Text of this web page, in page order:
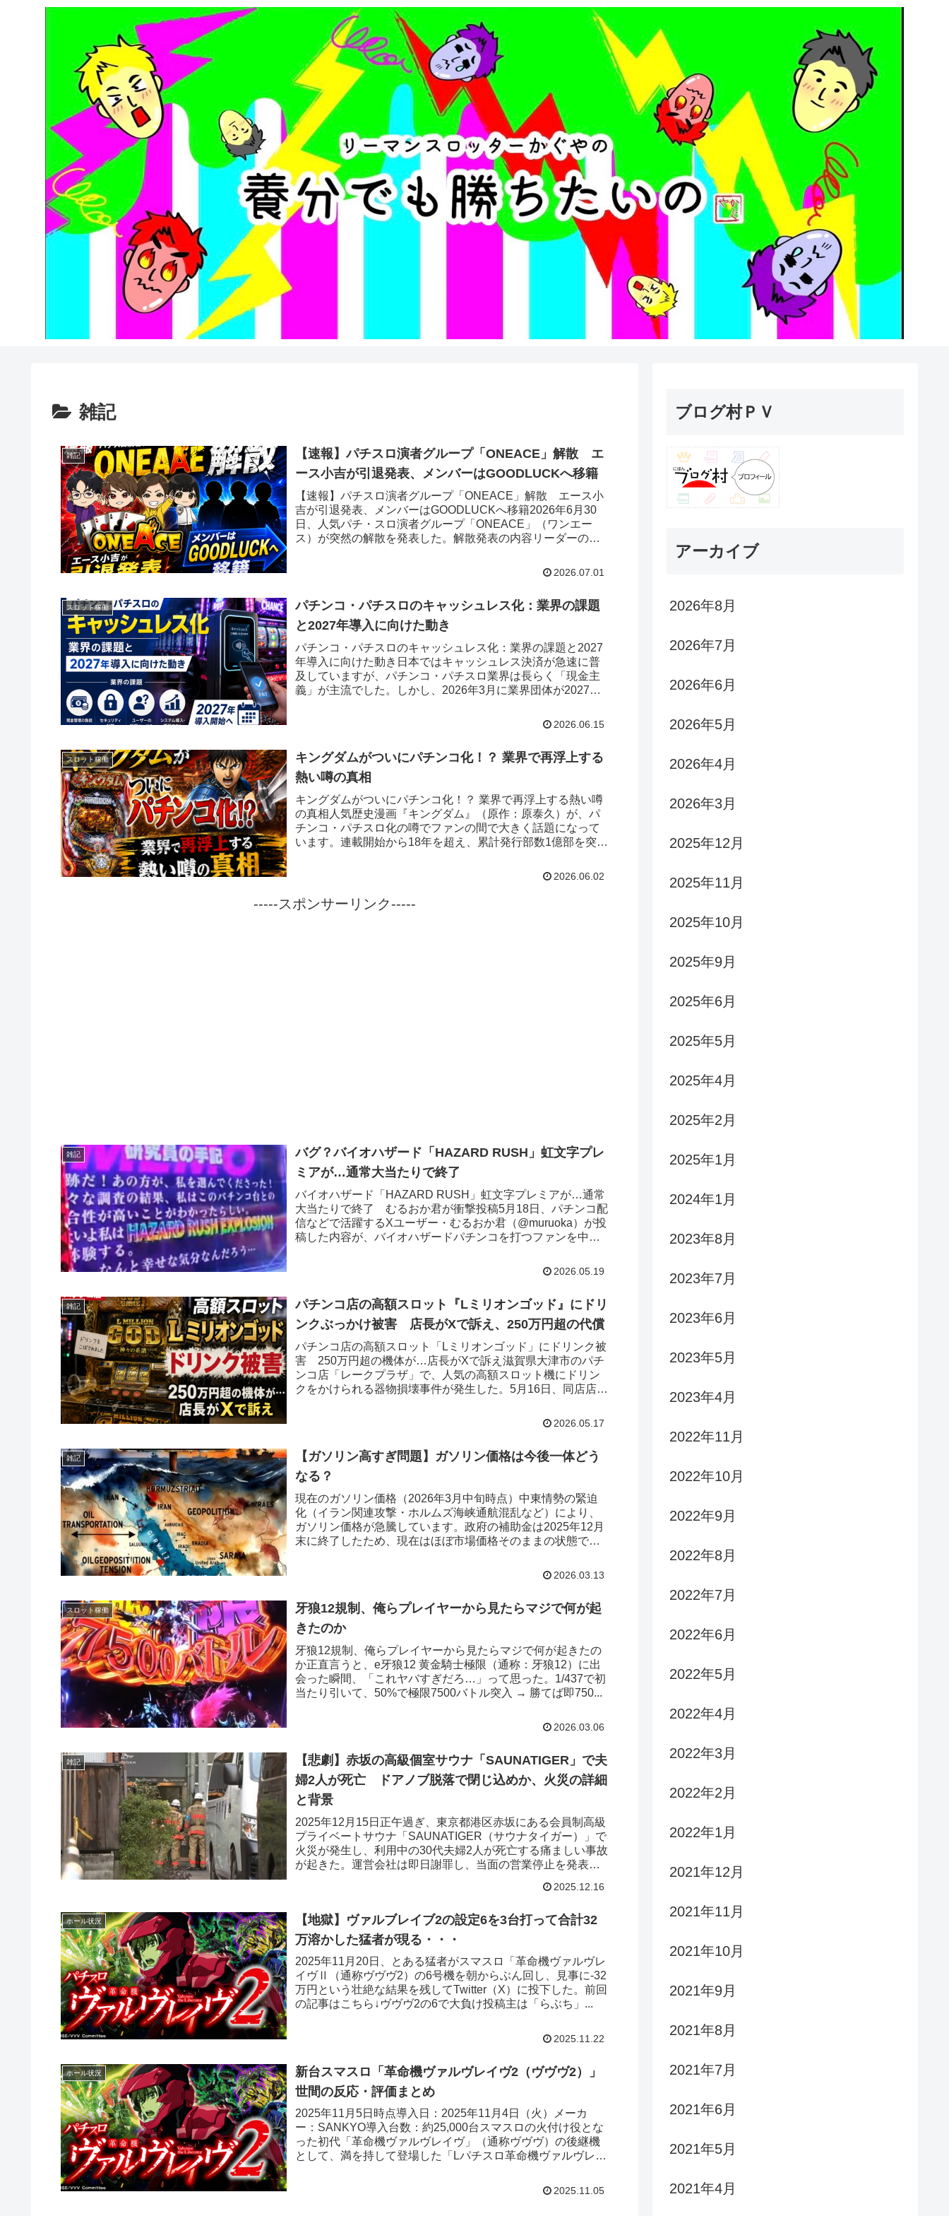
雑記
雑記
【速報】パチスロ演者グループ「ONEACE」解散 エ
ース小吉が引退発表、メンバーはGOODLUCKへ移籍
【速報】パチスロ演者グループ「ONEACE」解散 エース小
吉が引退発表、メンバーはGOODLUCKへ移籍2026年6月30
日、人気パチ・スロ演者グループ「ONEACE」（ワンエー
ス）が突然の解散を発表した。解散発表の内容リーダーのエ
2026.07.01
スロット稼働
パチンコ・パチスロのキャッシュレス化：業界の課題
と2027年導入に向けた動き
パチンコ・パチスロのキャッシュレス化：業界の課題と2027
年導入に向けた動き日本ではキャッシュレス決済が急速に普
及していますが、パチンコ・パチスロ業界は長らく「現金主
義」が主流でした。しかし、2026年3月に業界団体が2027年
2026.06.15
スロット稼働
キングダムがついにパチンコ化！？ 業界で再浮上する
熱い噂の真相
キングダムがついにパチンコ化！？ 業界で再浮上する熱い噂
の真相人気歴史漫画『キングダム』（原作：原泰久）が、パ
チンコ・パチスロ化の噂でファンの間で大きく話題になって
います。連載開始から18年を超え、累計発行部数1億部を突破
2026.06.02
-----スポンサーリンク-----
雑記
バグ？バイオハザード「HAZARD RUSH」虹文字プレ
ミアが…通常大当たりで終了
バイオハザード「HAZARD RUSH」虹文字プレミアが…通常
大当たりで終了 むるおか君が衝撃投稿5月18日、パチンコ配
信などで活躍するXユーザー・むるおか君（@muruoka）が投
稿した内容が、バイオハザードパチンコを打つファンを中心
2026.05.19
雑記
パチンコ店の高額スロット『Lミリオンゴッド』にドリ
ンクぶっかけ被害 店長がXで訴え、250万円超の代償
パチンコ店の高額スロット「Lミリオンゴッド」にドリンク被
害 250万円超の機体が…店長がXで訴え滋賀県大津市のパチ
ンコ店「レークプラザ」で、人気の高額スロット機にドリン
クをかけられる器物損壊事件が発生した。5月16日、同店店長
2026.05.17
雑記
【ガソリン高すぎ問題】ガソリン価格は今後一体どう
なる？
現在のガソリン価格（2026年3月中旬時点）中東情勢の緊迫
化（イラン関連攻撃・ホルムズ海峡通航混乱など）により、
ガソリン価格が急騰しています。政府の補助金は2025年12月
末に終了したため、現在はほぼ市場価格そのままの状態で
2026.03.13
スロット稼働
牙狼12規制、俺らプレイヤーから見たらマジで何が起
きたのか
牙狼12規制、俺らプレイヤーから見たらマジで何が起きたの
か正直言うと、e牙狼12 黄金騎士極限（通称：牙狼12）に出
会った瞬間、「これヤバすぎだろ…」って思った。1/437で初
当たり引いて、50%で極限7500バトル突入 → 勝てば即750...
2026.03.06
雑記
【悲劇】赤坂の高級個室サウナ「SAUNATIGER」で夫
婦2人が死亡 ドアノブ脱落で閉じ込めか、火災の詳細
と背景
2025年12月15日正午過ぎ、東京都港区赤坂にある会員制高級
プライベートサウナ「SAUNATIGER（サウナタイガー）」で
火災が発生し、利用中の30代夫婦2人が死亡する痛ましい事故
が起きた。運営会社は即日謝罪し、当面の営業停止を発表。
2025.12.16
ホール状況
【地獄】ヴァルブレイブ2の設定6を3台打って合計32
万溶かした猛者が現る・・・
2025年11月20日、とある猛者がスマスロ「革命機ヴァルヴレ
イヴⅡ（通称ヴヴヴ2）の6号機を朝からぶん回し、見事に-32
万円という壮絶な結果を残してTwitter（X）に投下した。前回
の記事はこちら↓ヴヴヴ2の6で大負け投稿主は「らぶち」...
2025.11.22
ホール状況
新台スマスロ「革命機ヴァルヴレイヴ2（ヴヴヴ2）」
世間の反応・評価まとめ
2025年11月5日時点導入日：2025年11月4日（火）メーカ
ー：SANKYO導入台数：約25,000台スマスロの火付け役とな
った初代「革命機ヴァルヴレイヴ」（通称ヴヴヴ）の後継機
として、満を持して登場した「Lパチスロ革命機ヴァルヴレイ
2025.11.05
ブログ村ＰＶ
アーカイブ
2026年8月
2026年7月
2026年6月
2026年5月
2026年4月
2026年3月
2025年12月
2025年11月
2025年10月
2025年9月
2025年6月
2025年5月
2025年4月
2025年2月
2025年1月
2024年1月
2023年8月
2023年7月
2023年6月
2023年5月
2023年4月
2022年11月
2022年10月
2022年9月
2022年8月
2022年7月
2022年6月
2022年5月
2022年4月
2022年3月
2022年2月
2022年1月
2021年12月
2021年11月
2021年10月
2021年9月
2021年8月
2021年7月
2021年6月
2021年5月
2021年4月